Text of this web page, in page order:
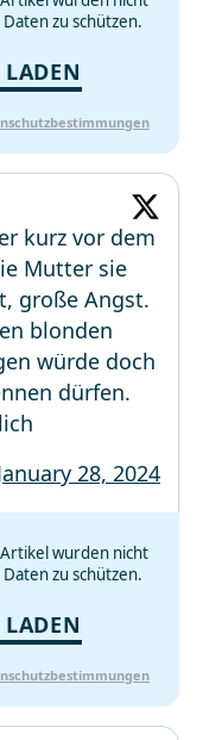
zu schützen.
kurz vor dem
Mutter sie
große Angst.
blonden
würde doch
dürfen.
28, 2024
wurden nicht
zu schützen.